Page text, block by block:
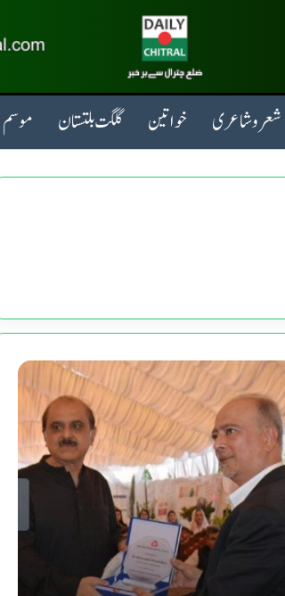
شعروشاعری خواتین گلگت بلتستان موسم